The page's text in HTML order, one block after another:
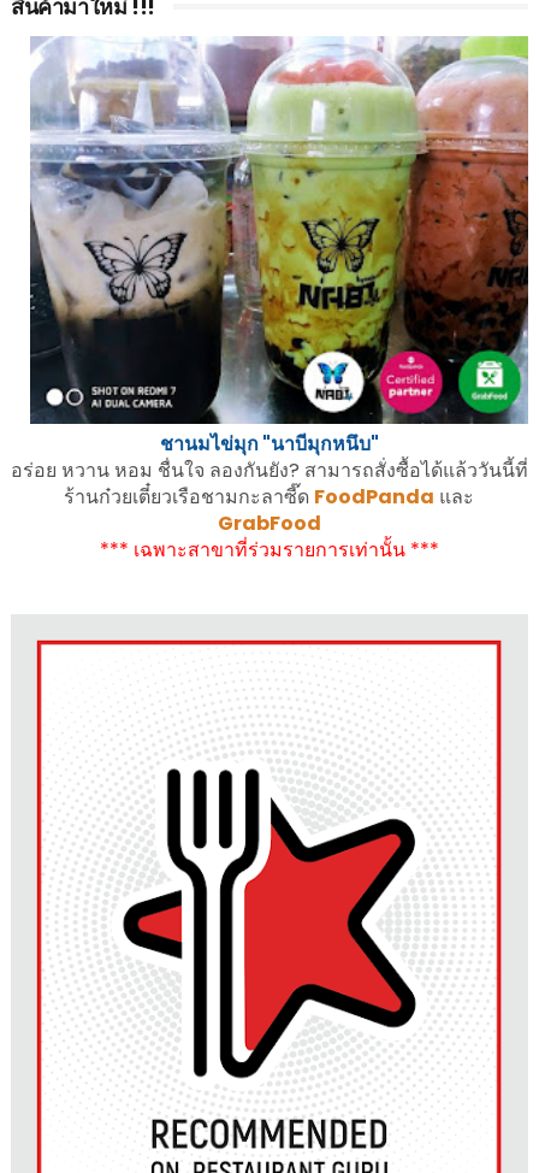
สินค้ามาใหม่ !!!
ชานมไข่มุก "นาบีมุกหนึบ"
อร่อย หวาน หอม ชื่นใจ ลองกันยัง? สามารถสั่งซื้อได้แล้ววันนี้ที่
ร้านก๋วยเตี๋ยวเรือชามกะลาซี๊ด FoodPanda และ
GrabFood
*** เฉพาะสาขาที่ร่วมรายการเท่านั้น ***